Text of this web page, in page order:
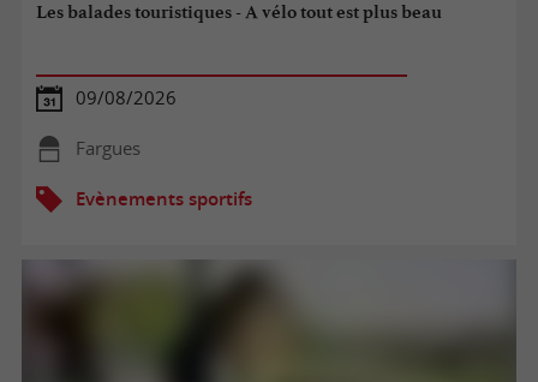
Les balades touristiques - A vélo tout est plus beau
09/08/2026
Fargues
Evènements sportifs